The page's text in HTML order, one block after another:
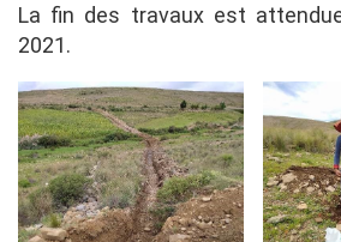
La fin des travaux est
2021.